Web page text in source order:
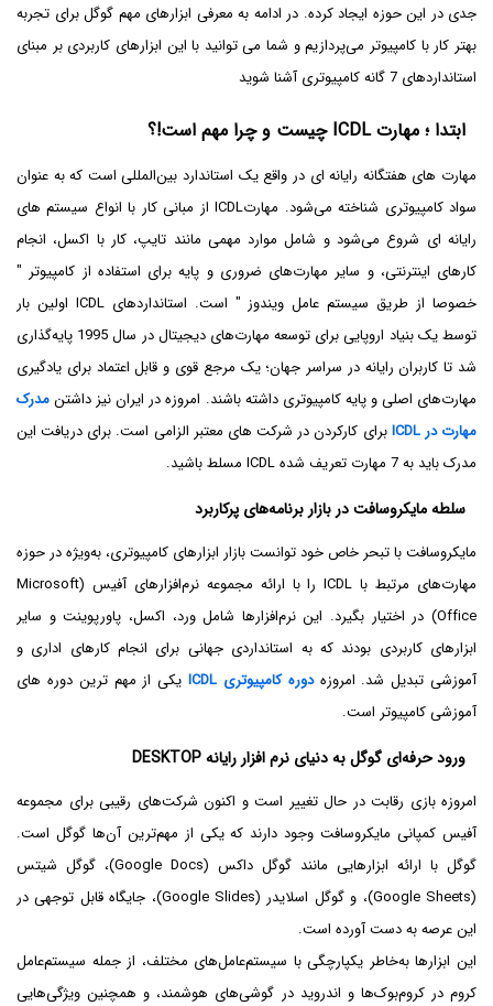
جدی در این حوزه ایجاد کرده. در ادامه به معرفی ابزارهای مهم گوگل برای تجربه
بهتر کار با کامپیوتر می‌پردازیم و شما می توانید با این ابزارهای کاربردی بر مبنای
استانداردهای 7 گانه کامپیوتری آشنا شوید
ابتدا ؛ مهارت ICDL چیست و چرا مهم است!؟
مهارت های هفتگانه رایانه ای در واقع یک استاندارد بین‌المللی است که به عنوان
سواد کامپیوتری شناخته می‌شود. مهارت‌ICDL از مبانی کار با انواع سیستم های
رایانه ای شروع می‌شود و شامل موارد مهمی مانند تایپ، کار با اکسل، انجام
کارهای اینترنتی، و سایر مهارت‌های ضروری و پایه برای استفاده از کامپیوتر "
خصوصا از طریق سیستم عامل ویندوز " است. استانداردهای ICDL اولین بار
توسط یک بنیاد اروپایی برای توسعه مهارت‌های دیجیتال در سال 1995 پایه‌گذاری
شد تا کاربران رایانه در سراسر جهان؛ یک مرجع قوی و قابل اعتماد برای یادگیری
مهارت‌های اصلی و پایه کامپیوتری داشته باشند. امروزه در ایران نیز داشتنمدرک
مهارت در ICDL
برای کارکردن در شرکت های معتبر الزامی است. برای دریافت این
مدرک باید به 7 مهارت تعریف شده ICDL مسلط باشید.
سلطه مایکروسافت در بازار برنامه‌های پرکاربرد
مایکروسافت با تبحر خاص خود توانست بازار ابزارهای کامپیوتری، به‌ویژه در حوزه
مهارت‌های مرتبط با ICDL را با ارائه مجموعه نرم‌افزارهای آفیس (Microsoft
Office) در اختیار بگیرد. این نرم‌افزارها شامل ورد، اکسل، پاورپوینت و سایر
ابزارهای کاربردی بودند که به استانداردی جهانی برای انجام کارهای اداری و
آموزشی تبدیل شد. امروزهدوره کامپیوتری ICDL
یکی از مهم ترین دوره های
آموزشی کامپیوتر است.
ورود حرفه‌ای گوگل به دنیای نرم افزار رایانه DESKTOP
امروزه بازی رقابت در حال تغییر است و اکنون شرکت‌های رقیبی برای مجموعه
آفیس کمپانی مایکروسافت وجود دارند که یکی از مهم‌ترین آن‌ها گوگل است.
گوگل با ارائه ابزارهایی مانند گوگل داکس (Google Docs)، گوگل شیتس
(Google Sheets)، و گوگل اسلایدر (Google Slides)، جایگاه قابل توجهی در
این عرصه به دست آورده است.
این ابزارها به‌خاطر یکپارچگی با سیستم‌عامل‌های مختلف، از جمله سیستم‌عامل
کروم در کروم‌بوک‌ها و اندروید در گوشی‌های هوشمند، و همچنین ویژگی‌هایی